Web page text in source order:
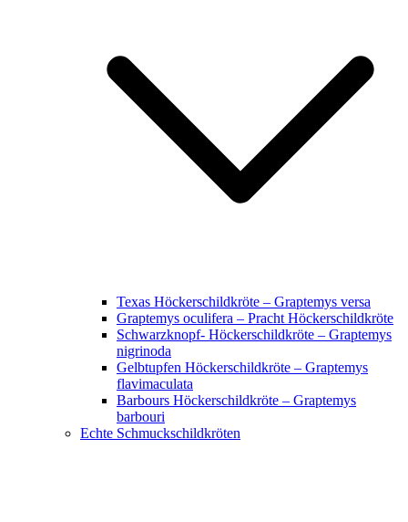
Texas Höckerschildkröte – Graptemys versa
Graptemys oculifera – Pracht Höckerschildkröte
Schwarzknopf- Höckerschildkröte – Graptemys
nigrinoda
Gelbtupfen Höckerschildkröte – Graptemys
flavimaculata
Barbours Höckerschildkröte – Graptemys
barbouri
Echte Schmuckschildkröten